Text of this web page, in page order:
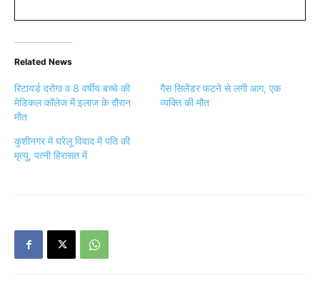
Related News
रिटायर्ड दरोगा व 8 वर्षीय बच्चे की
मेडिकल कॉलेज में इलाज के दौरान
मौत
गैस सिलेंडर फटने से लगी आग, एक
व्यक्ति की मौत
कुशीनगर में घरेलू विवाद में पति की
मृत्यु, पत्नी हिरासत में